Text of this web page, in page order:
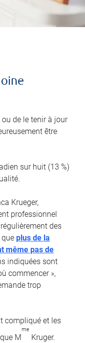
ou de le tenir à jour
être
sur huit (13 %)
Krueger,
professionnel
des
plus de la
même pas de
indiquées sont
commencer »,
trop
compliqué et les
M
me
Kruger.